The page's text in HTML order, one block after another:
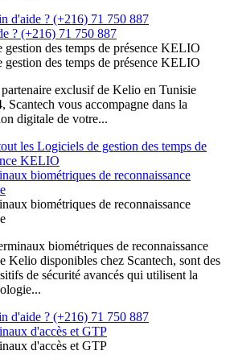
d'aide ? (+216) 71 750 887
? (+216) 71 750 887
gestion des temps de présence KELIO
gestion des temps de présence KELIO
exclusif de Kelio en Tunisie
Scantech vous accompagne dans la
digitale de votre...
les Logiciels de gestion des temps de
KELIO
biométriques de reconnaissance
biométriques de reconnaissance
biométriques de reconnaissance
Kelio disponibles chez Scantech, sont des
de sécurité avancés qui utilisent la
d'aide ? (+216) 71 750 887
d'accès et GTP
d'accès et GTP